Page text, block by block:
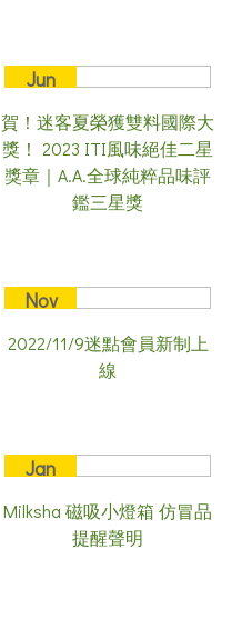
Jun
2023
賀！迷客夏榮獲雙料國際大
獎！ 2023 ITI風味絕佳二星
獎章｜A.A.全球純粹品味評
鑑三星獎
Nov
2022
2022/11/9迷點會員新制上
線
Jan
2026
Milksha 磁吸小燈箱 仿冒品
提醒聲明